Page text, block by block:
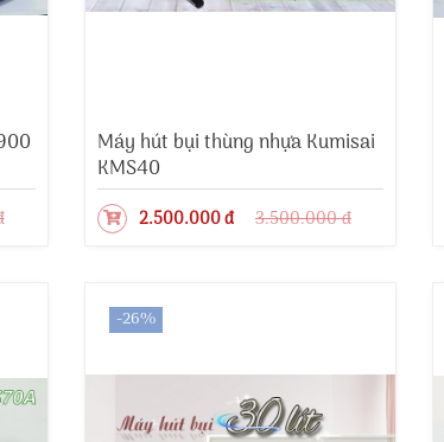
Máy hút bụi thùng nhựa Kumisai
KMS40
2.500.000 đ 3.500.000 đ
-26%